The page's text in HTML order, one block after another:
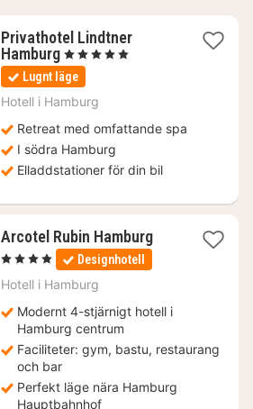
Privathotel Lindtner
Hamburg1
natt
från
1941
, 5 Stjärnor
Lugnt läge
Hotell i Hamburg
Retreat med omfattande spa
I södra Hamburg
Elladdstationer för din bil
Arcotel Rubin Hamburg1
natt
från
, 4 Stjärnor Designhotell
Hotell i Hamburg
Modernt 4-stjärnigt hotell i
Hamburg centrum
Faciliteter: gym, bastu, restaurang
och bar
Perfekt läge nära Hamburg
Hauptbahnhof